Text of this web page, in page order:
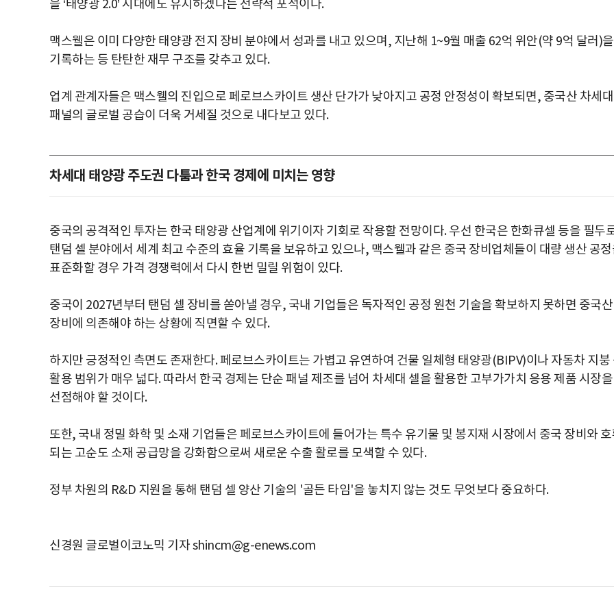
을 ‘태양광 2.0’ 시대에도 유지하겠다는 전략적 포석이다.
맥스웰은 이미 다양한 태양광 전지 장비 분야에서 성과를 내고 있으며, 지난해 1~9월 매출 62억 위안(약 9억 달러)을
기록하는 등 탄탄한 재무 구조를 갖추고 있다.
업계 관계자들은 맥스웰의 진입으로 페로브스카이트 생산 단가가 낮아지고 공정 안정성이 확보되면, 중국산 차세대
패널의 글로벌 공습이 더욱 거세질 것으로 내다보고 있다.
차세대 태양광 주도권 다툼과 한국 경제에 미치는 영향
중국의 공격적인 투자는 한국 태양광 산업계에 위기이자 기회로 작용할 전망이다. 우선 한국은 한화큐셀 등을 필두
탠덤 셀 분야에서 세계 최고 수준의 효율 기록을 보유하고 있으나, 맥스웰과 같은 중국 장비업체들이 대량 생산 공
표준화할 경우 가격 경쟁력에서 다시 한번 밀릴 위험이 있다.
중국이 2027년부터 탠덤 셀 장비를 쏟아낼 경우, 국내 기업들은 독자적인 공정 원천 기술을 확보하지 못하면 중국산
장비에 의존해야 하는 상황에 직면할 수 있다.
하지만 긍정적인 측면도 존재한다. 페로브스카이트는 가볍고 유연하여 건물 일체형 태양광(BIPV)이나 자동차 지붕
활용 범위가 매우 넓다. 따라서 한국 경제는 단순 패널 제조를 넘어 차세대 셀을 활용한 고부가가치 응용 제품 시장을
선점해야 할 것이다.
또한, 국내 정밀 화학 및 소재 기업들은 페로브스카이트에 들어가는 특수 유기물 및 봉지재 시장에서 중국 장비와
되는 고순도 소재 공급망을 강화함으로써 새로운 수출 활로를 모색할 수 있다.
정부 차원의 R&D 지원을 통해 탠덤 셀 양산 기술의 '골든 타임'을 놓치지 않는 것도 무엇보다 중요하다.
신경원 글로벌이코노믹 기자 shincm@g-enews.com